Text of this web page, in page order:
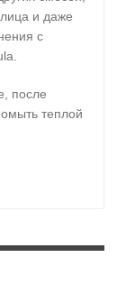
лица и даже
с
после
теплой